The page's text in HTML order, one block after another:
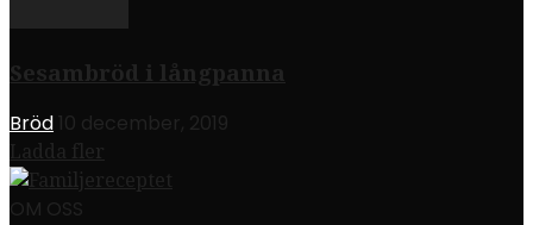
Sesambröd i långpanna
Bröd 10 december, 2019
Ladda fler
OM OSS